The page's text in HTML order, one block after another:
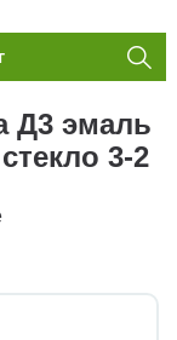
Д3 эмаль
3-2